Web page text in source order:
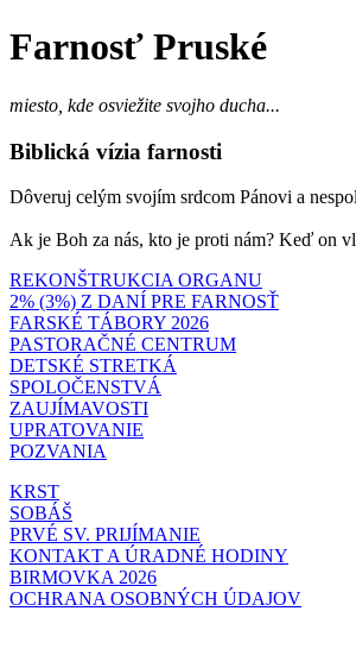
Farnosť Pruské
miesto, kde osviežite svojho ducha...
Biblická vízia farnosti
Dôveruj celým svojím srdcom Pánovi a
Ak je Boh za nás, kto je proti nám? Keď on
REKONŠTRUKCIA ORGANU
2% (3%) Z DANÍ PRE FARNOSŤ
FARSKÉ TÁBORY 2026
PASTORAČNÉ CENTRUM
DETSKÉ STRETKÁ
SPOLOČENSTVÁ
ZAUJÍMAVOSTI
UPRATOVANIE
POZVANIA
KRST
SOBÁŠ
PRVÉ SV. PRIJÍMANIE
KONTAKT A ÚRADNÉ HODINY
BIRMOVKA 2026
OCHRANA OSOBNÝCH ÚDAJOV